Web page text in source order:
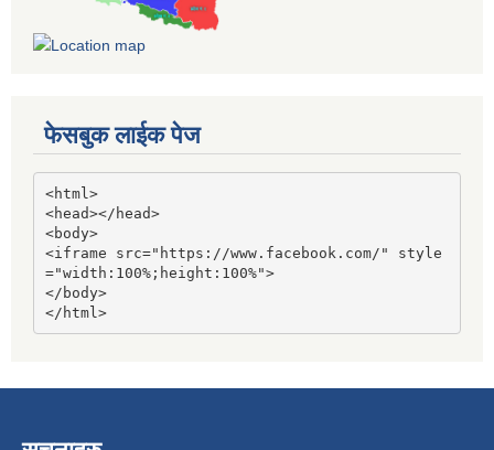
फेसबुक लाईक पेज
<html>
<head></head>
<body>
<iframe src="https://www.facebook.com/" style
="width:100%;height:100%">
</body>
</html>